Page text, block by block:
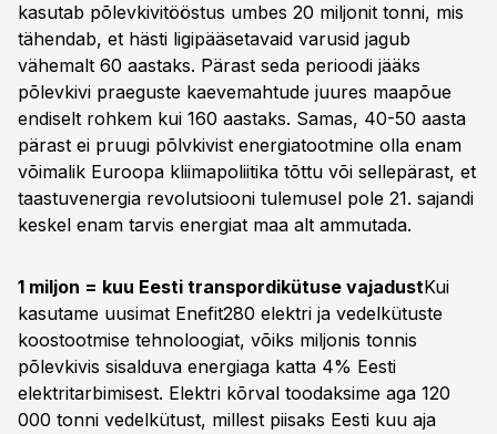
kasutab põlevkivitööstus umbes 20 miljonit tonni, mis
tähendab, et hästi ligipääsetavaid varusid jagub
vähemalt 60 aastaks. Pärast seda perioodi jääks
põlevkivi praeguste kaevemahtude juures maapõue
endiselt rohkem kui 160 aastaks. Samas, 40-50 aasta
pärast ei pruugi põlvkivist energiatootmine olla enam
võimalik Euroopa kliimapoliitika tõttu või sellepärast, et
taastuvenergia revolutsiooni tulemusel pole 21. sajandi
keskel enam tarvis energiat maa alt ammutada.
1 miljon = kuu Eesti transpordikütuse vajadustKui
kasutame uusimat Enefit280 elektri ja vedelkütuste
koostootmise tehnoloogiat, võiks miljonis tonnis
põlevkivis sisalduva energiaga katta 4% Eesti
elektritarbimisest. Elektri kõrval toodaksime aga 120
000 tonni vedelkütust, millest piisaks Eesti kuu aja